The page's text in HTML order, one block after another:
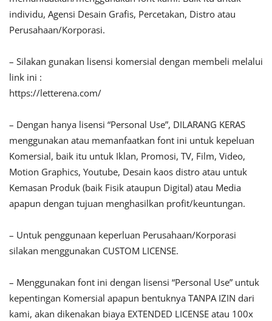
individu, Agensi Desain Grafis, Percetakan, Distro atau
Perusahaan/Korporasi.
– Silakan gunakan lisensi komersial dengan membeli melalui
link ini :
https://letterena.com/
– Dengan hanya lisensi “Personal Use”, DILARANG KERAS
menggunakan atau memanfaatkan font ini untuk kepeluan
Komersial, baik itu untuk Iklan, Promosi, TV, Film, Video,
Motion Graphics, Youtube, Desain kaos distro atau untuk
Kemasan Produk (baik Fisik ataupun Digital) atau Media
apapun dengan tujuan menghasilkan profit/keuntungan.
– Untuk penggunaan keperluan Perusahaan/Korporasi
silakan menggunakan CUSTOM LICENSE.
– Menggunakan font ini dengan lisensi “Personal Use” untuk
kepentingan Komersial apapun bentuknya TANPA IZIN dari
kami, akan dikenakan biaya EXTENDED LICENSE atau 100x